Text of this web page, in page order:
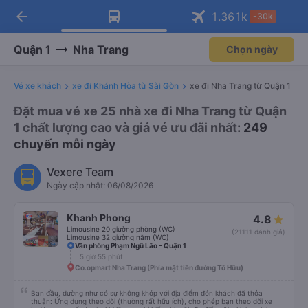
Tải app Vexere ngay!
Nhận ưu đãi thành viên độc
Mở app
Tải app Vexere
-30k/ghế khi đặt vé máy bay qua
Mở app
arrow_back 1.361 k -30k
Quận 1 Nha Trang Chọn ngày
Vé xe khách xe đi Khánh Hòa từ Sài Gòn xe đi Nha Trang từ Quận 1
Đặt mua vé xe 25 nhà xe đi Nha Trang từ Quận
1 chất lượng cao và giá vé ưu đãi nhất: 249
chuyến mỗi ngày
Vexere Team
Ngày cập nhật: 06/08/2026
Khanh Phong
Limousine 20 giường phòng (WC)
Limousine 32 giường nằm (WC)
4.8
(21111 đánh giá)
Văn phòng Phạm Ngũ Lão - Quận 1
5 giờ 55 phút
Co.opmart Nha Trang (Phía mặt tiền đường Tố Hữu)
Ban đầu, dường như có sự không khớp với địa điểm đón khách đã thỏa
thuận: Ứng dụng theo dõi (thường rất hữu ích), cho phép bạn theo dõi xe